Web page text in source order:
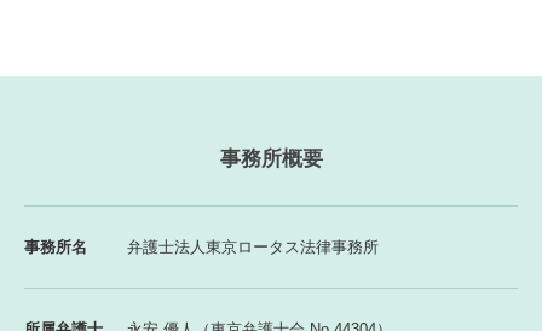
事務所概要
事務所名 弁護士法人東京ロータス法律事務所